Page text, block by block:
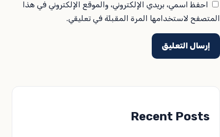
احفظ اسمي، بريدي الإلكتروني، والموقع الإلكتروني في هذا
المتصفح لاستخدامها المرة المقبلة في تعليقي.
Recent Posts